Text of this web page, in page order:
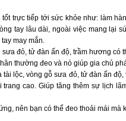
trực tiếp tới sức khỏe như: làm
tay lâu dài, ngoài việc mang lại
may mắn.
đỏ, tử đàn ấn độ, trầm hương có
thường đeo và nó giúp gia chủ
lộc, vòng gỗ sưa đỏ, tử đàn ấn
cao. Giúp tăng thêm sự lịch
nên bạn có thể đeo thoải mái mà